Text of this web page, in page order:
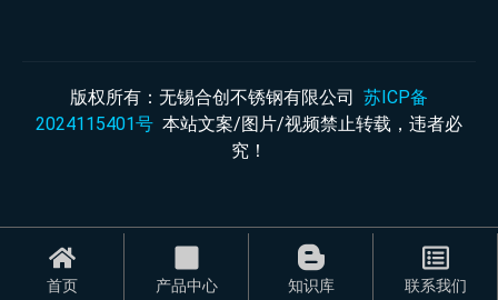
版权所有：无锡合创不锈钢有限公司 苏ICP备
2024115401号 本站文案/图片/视频禁止转载，违者必
究！
首页 产品中心 知识库 联系我们